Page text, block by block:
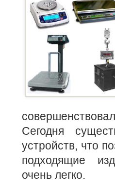
Сегодня
устройств, что
подходящие
очень легко.